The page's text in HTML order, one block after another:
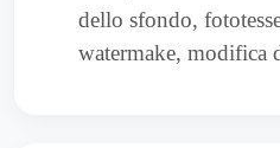
dello sfondo,
watermake, modifica